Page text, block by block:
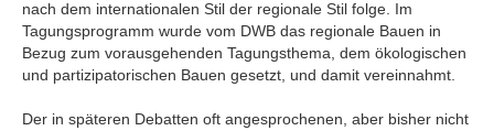
nach dem internationalen Stil der regionale Stil folge. Im
Tagungsprogramm wurde vom DWB das regionale Bauen in
Bezug zum vorausgehenden Tagungsthema, dem ökologischen
und partizipatorischen Bauen gesetzt, und damit vereinnahmt.
Der in späteren Debatten oft angesprochenen, aber bisher nicht